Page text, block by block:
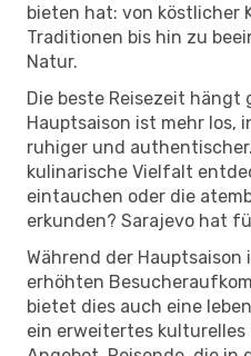
bieten hat: von köstlicher
Traditionen bis hin zu
Natur.
Die beste Reisezeit hängt
Hauptsaison ist mehr los,
ruhiger und
kulinarische Vielfalt
eintauchen oder die
erkunden? Sarajevo hat
Während der
erhöhten
bietet dies auch eine
ein erweitertes